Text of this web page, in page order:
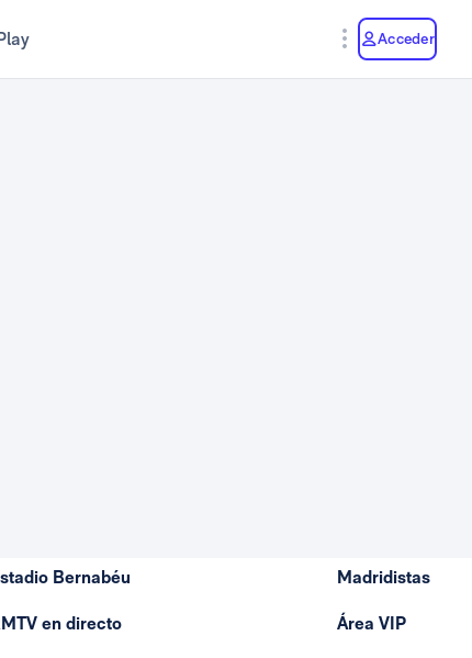
Acceder
Bernabéu
en directo
Madridistas
Área VIP